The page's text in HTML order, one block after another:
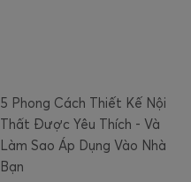
5 Phong Cách Thiết Kế Nội
Thất Được Yêu Thích - Và
Làm Sao Áp Dụng Vào Nhà
Bạn